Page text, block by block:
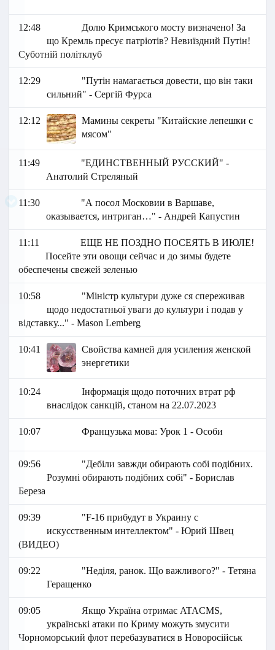
12:48
Долю Кримського мосту визначено! За
що Кремль пресує патріотів? Невиїздний Путін!
Суботній політклуб
12:29
"Путін намагається довести, що він таки
сильний" - Сергій Фурса
12:12
Мамины секреты "Китайские лепешки с
мясом"
11:49
"ЕДИНСТВЕННЫЙ РУССКИЙ" -
Анатолий Стреляный
11:30
"А посол Московии в Варшаве,
оказывается, интриган…" - Андрей Капустин
11:11
ЕЩЕ НЕ ПОЗДНО ПОСЕЯТЬ В ИЮЛЕ!
Посейте эти овощи сейчас и до зимы будете
обеспечены свежей зеленью
10:58
"Міністр культури дуже ся спереживав
щодо недостатньої уваги до культури і подав у
відставку..." - Mason Lemberg
10:41
Свойства камней для усиления женской
энергетики
10:24
Інформація щодо поточних втрат рф
внаслідок санкцій, станом на 22.07.2023
10:07 Французька мова: Урок 1 - Особи
09:56
"Дебіли завжди обирають собі подібних.
Розумні обирають подібних собі" - Борислав
Береза
09:39
"F-16 прибудут в Украину с
искусственным интеллектом" - Юрий Швец
(ВИДЕО)
09:22
"Неділя, ранок. Що важливого?" - Тетяна
Геращенко
09:05
Якщо Україна отримає ATACMS,
українські атаки по Криму можуть змусити
Чорноморський флот перебазуватися в Новоросійськ